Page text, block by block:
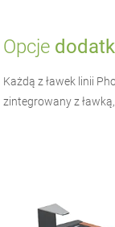
Opcje
Każdą z ławek linii
zintegrowany z